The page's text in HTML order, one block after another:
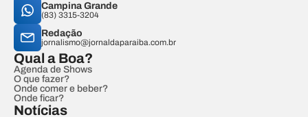
Campina Grande
(83) 3315-3204
Redação
jornalismo@jornaldaparaiba.com.br
Qual a Boa?
Agenda de Shows
O que fazer?
Onde comer e beber?
Onde ficar?
Notícias